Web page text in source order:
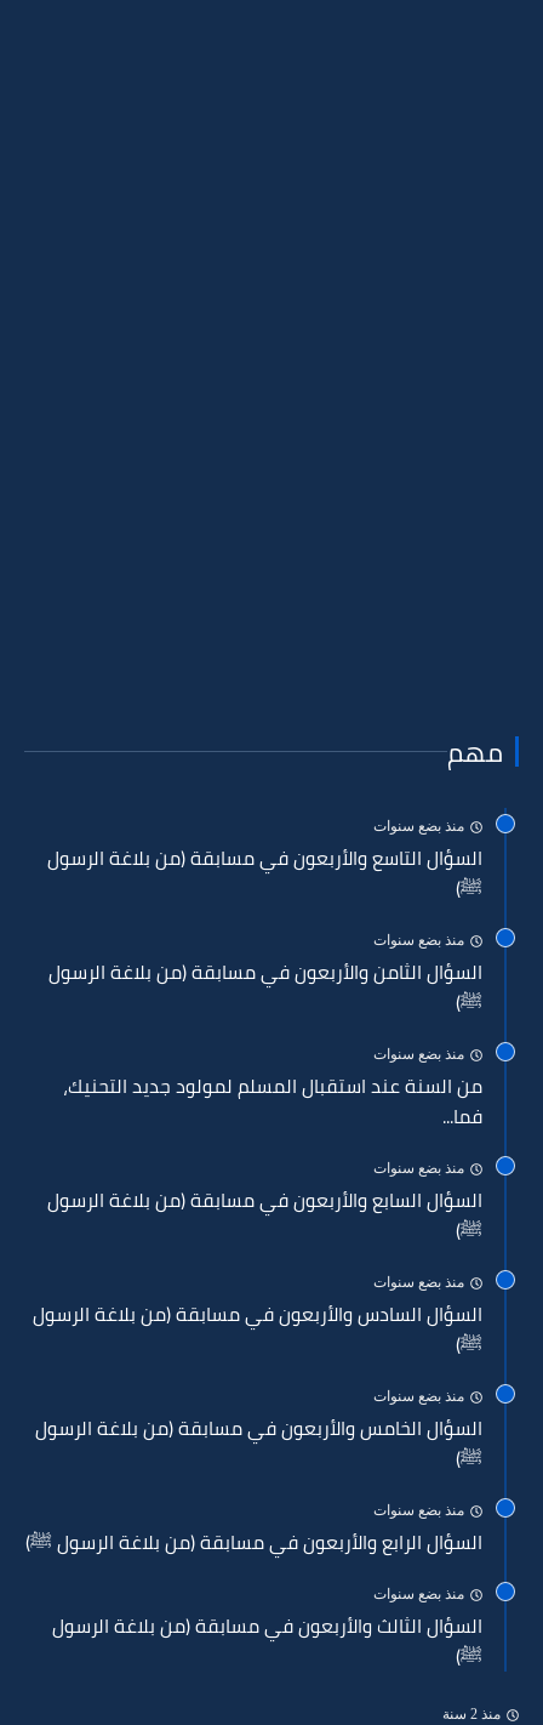
مهم
منذ بضع سنوات
السؤال التاسع والأربعون في مسابقة (من بلاغة الرسول
ﷺ)
منذ بضع سنوات
السؤال الثامن والأربعون في مسابقة (من بلاغة الرسول
ﷺ)
منذ بضع سنوات
من السنة عند استقبال المسلم لمولود جديد التحنيك،
فما...
منذ بضع سنوات
السؤال السابع والأربعون في مسابقة (من بلاغة الرسول
ﷺ)
منذ بضع سنوات
السؤال السادس والأربعون في مسابقة (من بلاغة الرسول
ﷺ)
منذ بضع سنوات
السؤال الخامس والأربعون في مسابقة (من بلاغة الرسول
ﷺ)
منذ بضع سنوات
السؤال الرابع والأربعون في مسابقة (من بلاغة الرسول ﷺ)
منذ بضع سنوات
السؤال الثالث والأربعون في مسابقة (من بلاغة الرسول
ﷺ)
منذ 2 سنة